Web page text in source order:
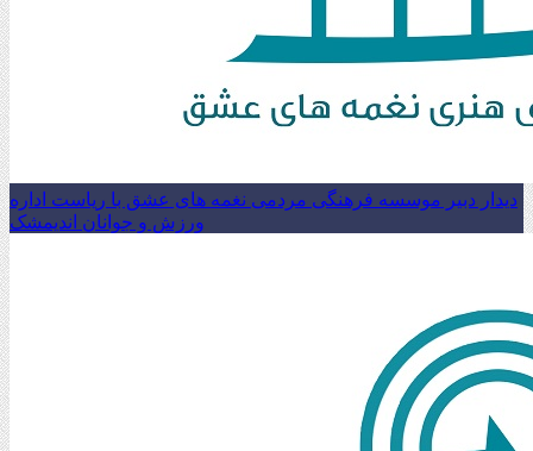
دیدار دبیر موسسه فرهنگی مردمی نغمه های عشق با ریاست اداره
ورزش و جوانان اندیمشک